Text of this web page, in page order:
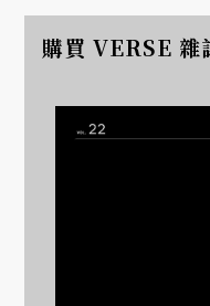
購買 VERSE 雜